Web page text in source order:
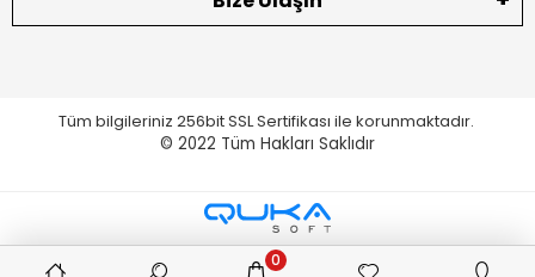
Tüm bilgileriniz 256bit SSL Sertifikası ile korunmaktadır.
© 2022 Tüm Hakları Saklıdır
0